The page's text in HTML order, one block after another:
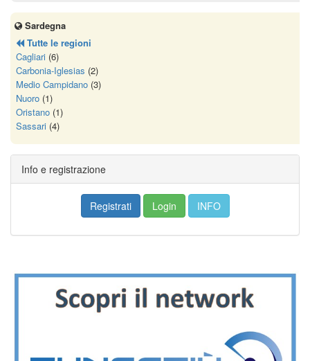
Sardegna
Tutte le regioni
Cagliari (6)
Carbonia-Iglesias (2)
Medio Campidano (3)
Nuoro (1)
Oristano (1)
Sassari (4)
Info e registrazione
Registrati Login INFO